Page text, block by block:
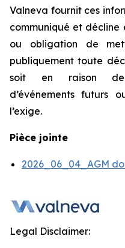
Valneva fournit ces
communiqué et décline
ou obligation de
publiquement toute
soit en raison de
d’événements futurs
l’exige.
Pièce jointe
2026_06_04_AGM
Legal Disclaimer: